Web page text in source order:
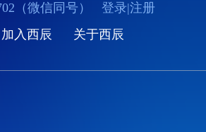
（微信同号） 登录|注册
加入西辰 关于西辰